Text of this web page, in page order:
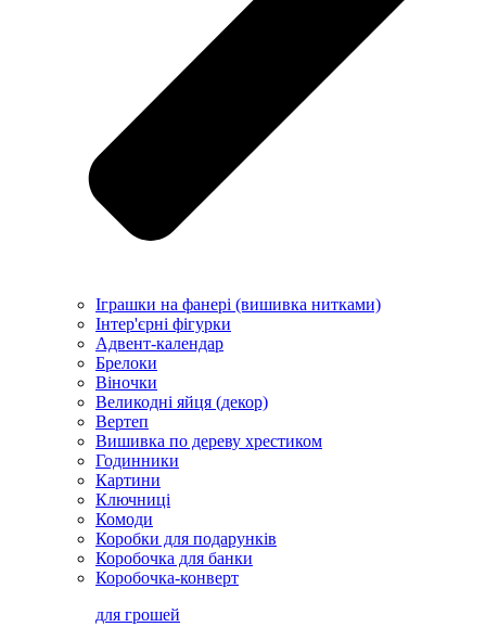
Іграшки на фанері (вишивка нитками)
Інтер'єрні фігурки
Адвент-календар
Брелоки
Віночки
Великодні яйця (декор)
Вертеп
Вишивка по дереву хрестиком
Годинники
Картини
Ключниці
Комоди
Коробки для подарунків
Коробочка для банки
Коробочка-конверт
для грошей